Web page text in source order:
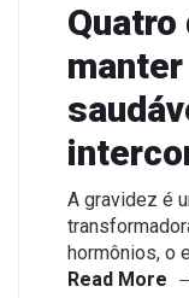
Quatro
A gravidez é
hormônios, o
Read More